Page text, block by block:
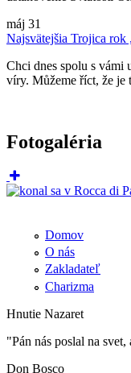
máj 31
Najsvätejšia Trojica rok
Chci dnes spolu s vámi
víry. Můžeme říct, že je
Fotogaléria
Domov
O nás
Zakladateľ
Charizma
Hnutie Nazaret
"Pán nás poslal na
Don Bosco